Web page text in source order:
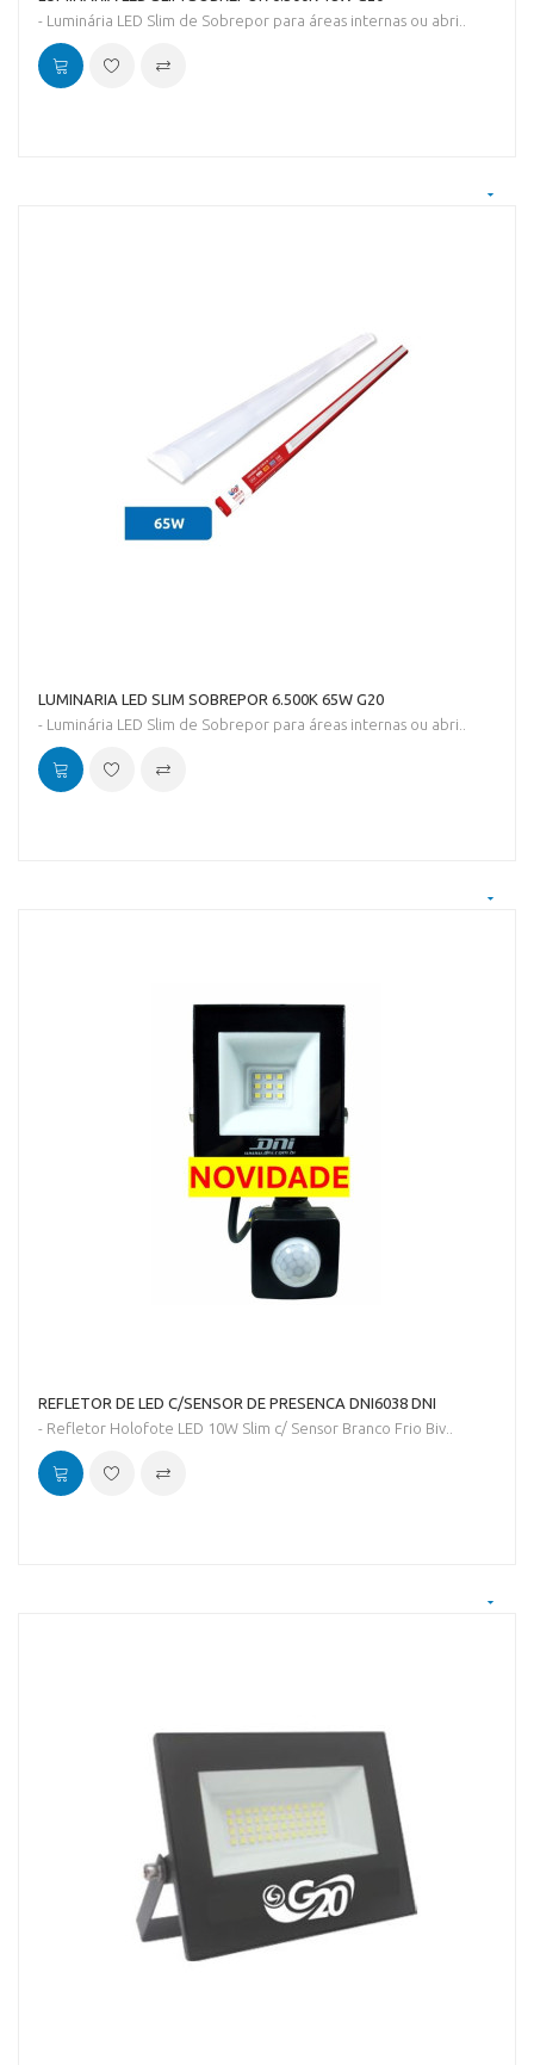
- Luminária LED Slim de Sobrepor para áreas internas ou abri..
LUMINARIA LED SLIM SOBREPOR 6.500K 65W G20
- Luminária LED Slim de Sobrepor para áreas internas ou abri..
REFLETOR DE LED C/SENSOR DE PRESENCA DNI6038 DNI
- Refletor Holofote LED 10W Slim c/ Sensor Branco Frio Biv..